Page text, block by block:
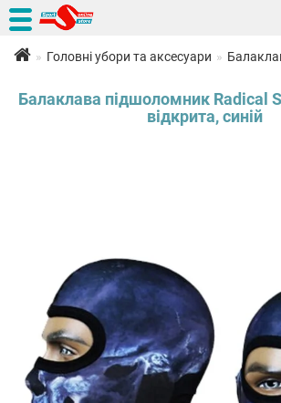
Головні убори та аксесуари
Балаклава підшоломник Radical
відкрита, синій